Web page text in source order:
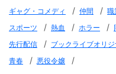
ギャグ・コメディ / 仲間 / 職
スポーツ / 熱血 / ホラー /
先行配信 / ブックライブオリ
青春 / 悪役令嬢
/